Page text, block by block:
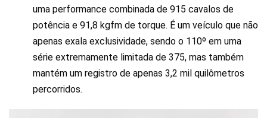
uma performance combinada de 915 cavalos de
potência e 91,8 kgfm de torque. É um veículo que não
apenas exala exclusividade, sendo o 110º em uma
série extremamente limitada de 375, mas também
mantém um registro de apenas 3,2 mil quilômetros
percorridos.